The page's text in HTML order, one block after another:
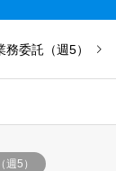
務委託（週5）
週5）